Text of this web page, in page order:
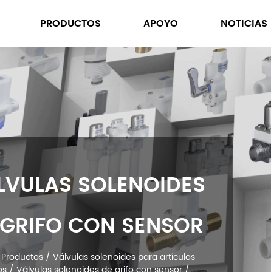
PRODUCTOS APOYO NOTICIAS
VÁLVULAS